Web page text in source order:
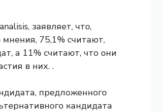
заявляет, что,
75,1% считают,
а 11% считают, что они
в них. .
предложенного
кандидата